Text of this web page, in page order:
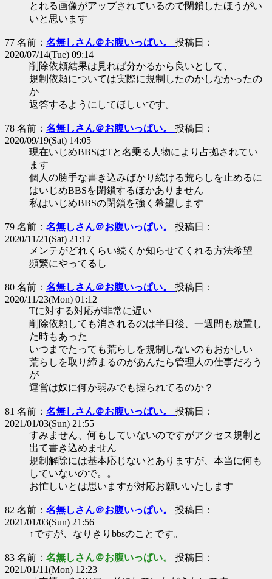
とれる画像がアップされているので閉鎖したほうがい
いと思います
77 名前： 名無しさん＠お腹いっぱい。 投稿日：
2020/07/14(Tue) 09:14
削除依頼結果は見れば分かるから良いとして、
規制依頼については実際に規制したのかしなかったの
か
返答するようにしてほしいです。
78 名前： 名無しさん＠お腹いっぱい。 投稿日：
2020/09/19(Sat) 14:05
現在いじめBBSはTと名乗る人物により占拠されてい
ます
個人の勝手な書き込みばかり続ける荒らしを止めるに
はいじめBBSを閉鎖するほかありません
私はいじめBBSの閉鎖を強く希望します
79 名前： 名無しさん＠お腹いっぱい。 投稿日：
2020/11/21(Sat) 21:17
メンテがどれくらい続くか知らせてくれる方法希望
頻繁にやってるし
80 名前： 名無しさん＠お腹いっぱい。 投稿日：
2020/11/23(Mon) 01:12
Tに対する対応が非常に遅い
削除依頼しても消されるのは半日後、一週間も放置し
た時もあった
いつまでたっても荒らしを規制しないのもおかしい
荒らしを取り締まるのがあんたら管理人の仕事だろう
が
運営は奴に何か弱みでも握られてるのか？
81 名前： 名無しさん＠お腹いっぱい。 投稿日：
2021/01/03(Sun) 21:55
すみません、何もしていないのですがアクセス規制と
出て書き込めません
規制解除には基本応じないとありますが、本当に何も
していないので。。
お忙しいとは思いますが対応お願いいたします
82 名前： 名無しさん＠お腹いっぱい。 投稿日：
2021/01/03(Sun) 21:56
↑ですが、なりきりbbsのことです。
83 名前： 名無しさん＠お腹いっぱい。 投稿日：
2021/01/11(Mon) 12:23